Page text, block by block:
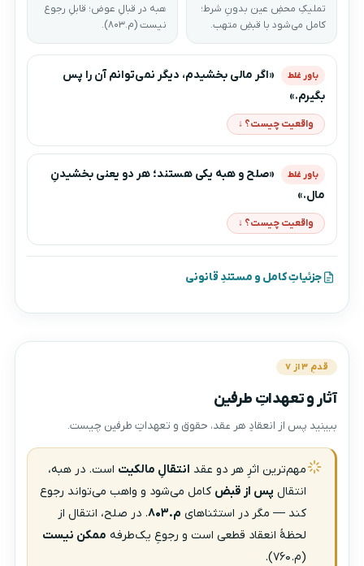
تملیکِ محضِ عین بدونِ شرط؛
کامل می‌شود با قبضِ متهب.
هبه در قبالِ عوض؛ قابلِ رجوع
نیست (م.۸۰۳).
باور غلط
«اگر مالی بخشیدم، دیگر نمی‌توانم آن را پس
بگیرم.»
واقعیت چیست؟ ↓
باور غلط
«صلح و هبه یکی هستند؛ هر دو یعنی بخشیدنِ
مال.»
واقعیت چیست؟ ↓
جزئیاتِ کامل و مستندِ قانونی
قدمِ ۳ از ۷
آثار و تعهداتِ طرفین
ببینید پس از انعقادِ هر عقد، حقوق و تعهداتِ طرفین چیست.
مهم‌ترین اثرِ هر دو عقد انتقالِ مالکیت است. در هبه،
انتقال پس از قبض کامل می‌شود و واهب می‌تواند رجوع
کند — مگر در استثناهای م.۸۰۳
. در صلح، انتقال از
لحظهٔ انعقاد قطعی است و رجوعِ یک‌طرفه ممکن نیست
(م.۷۶۰).